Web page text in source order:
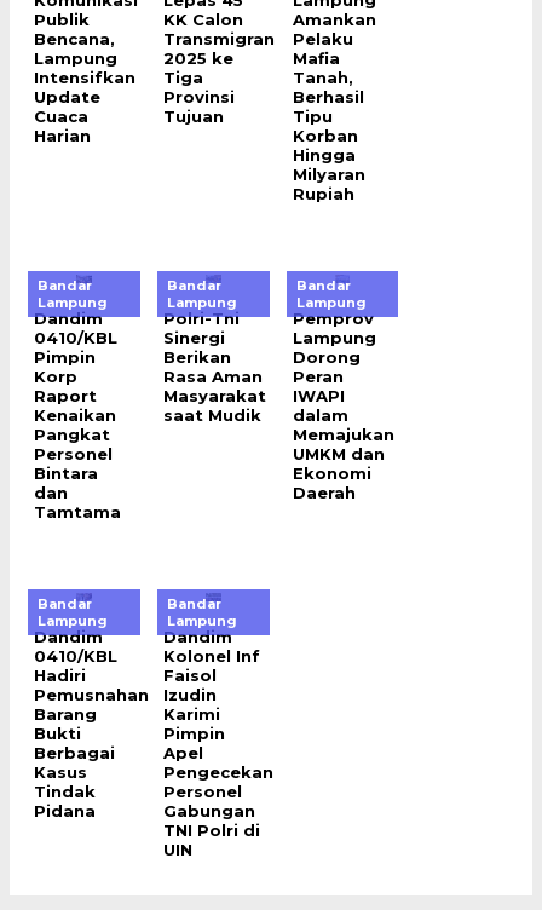
Publik
Bencana,
Lampung
Intensifkan
Update
Cuaca
Harian
KK Calon
Transmigran
2025 ke
Tiga
Provinsi
Tujuan
Amankan
Pelaku
Mafia
Tanah,
Berhasil
Tipu
Korban
Hingga
Milyaran
Rupiah
Bandar
Lampung
Dandim
0410/KBL
Pimpin
Korp
Raport
Kenaikan
Pangkat
Personel
Bintara
dan
Tamtama
Bandar
Lampung
Polri-Tni
Sinergi
Berikan
Rasa Aman
Masyarakat
saat Mudik
Bandar
Lampung
Pemprov
Lampung
Dorong
Peran
IWAPI
dalam
Memajukan
UMKM dan
Ekonomi
Daerah
Bandar
Lampung
Dandim
0410/KBL
Hadiri
Pemusnahan
Barang
Bukti
Berbagai
Kasus
Tindak
Pidana
Bandar
Lampung
Dandim
Kolonel Inf
Faisol
Izudin
Karimi
Pimpin
Apel
Pengecekan
Personel
Gabungan
TNI Polri di
UIN